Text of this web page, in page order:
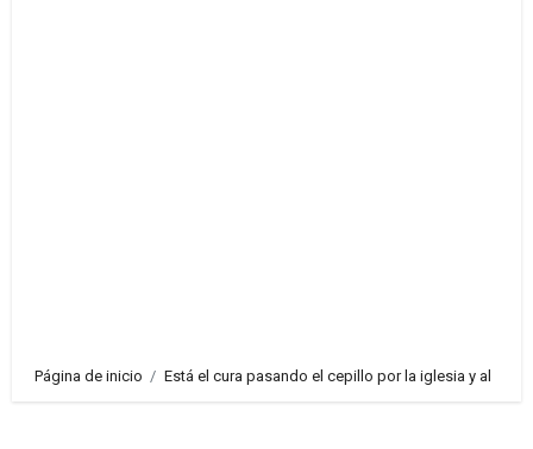
Página de inicio Está el cura pasando el cepillo por la iglesia y al